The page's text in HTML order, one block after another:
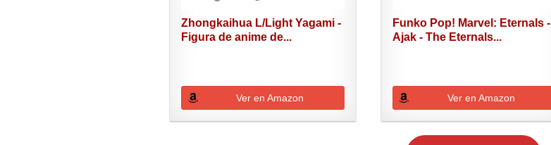
Zhongkaihua L/Light Yagami -
Figura de anime de...
Ver en Amazon
Funko Pop! Marvel: Eternals -
Ajak - The Eternals...
Ver en Amazon